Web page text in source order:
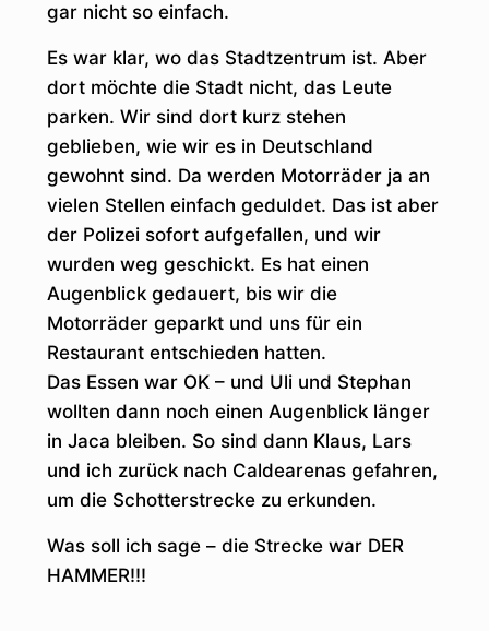
gar nicht so einfach.
Es war klar, wo das Stadtzentrum ist. Aber
dort möchte die Stadt nicht, das Leute
parken. Wir sind dort kurz stehen
geblieben, wie wir es in Deutschland
gewohnt sind. Da werden Motorräder ja an
vielen Stellen einfach geduldet. Das ist aber
der Polizei sofort aufgefallen, und wir
wurden weg geschickt. Es hat einen
Augenblick gedauert, bis wir die
Motorräder geparkt und uns für ein
Restaurant entschieden hatten.
Das Essen war OK – und Uli und Stephan
wollten dann noch einen Augenblick länger
in Jaca bleiben. So sind dann Klaus, Lars
und ich zurück nach Caldearenas gefahren,
um die Schotterstrecke zu erkunden.
Was soll ich sage – die Strecke war DER
HAMMER!!!